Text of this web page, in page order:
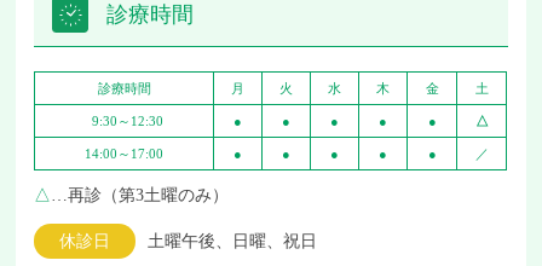
診療時間
診療時間 月 火 水 木 金 土
9:30～12:30 ● ● ● ● ● △
14:00～17:00 ● ● ● ● ● ／
△ …再診（第3土曜のみ）
休診日 土曜午後、日曜、祝日